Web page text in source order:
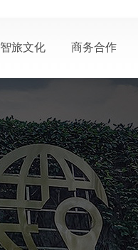
智旅文化
智慧之旅
智慧人物
商务合作